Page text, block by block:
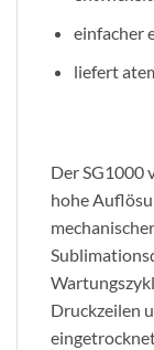
einfacher
liefert
Der SG1000
hohe
Druckzeilen